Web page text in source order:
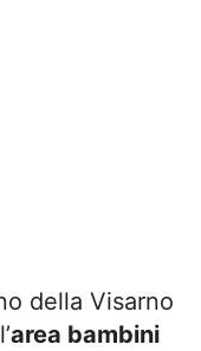
della Visarno
area bambini